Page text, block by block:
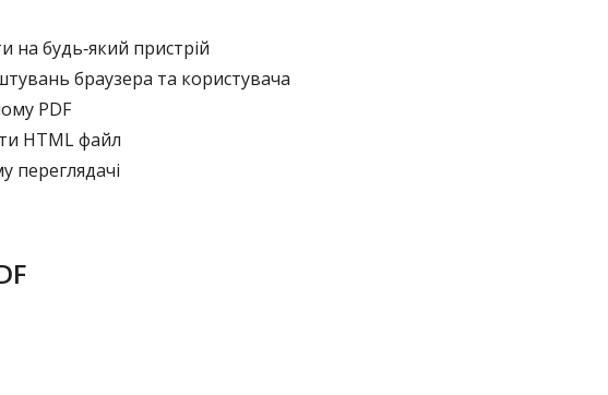
на будь‑який пристрій
браузера та користувача
PDF
HTML файл
переглядачі